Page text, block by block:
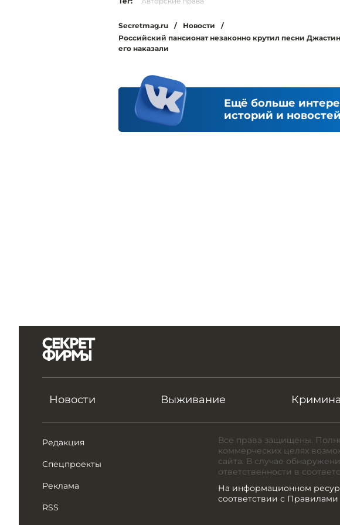
Secretmag.ru / Новости
/
Российский пансионат незаконно крутил песни
его наказали
Ещё больше
историй и
Новости Выживание
Редакция
Спецпроекты
Реклама
RSS
Все права защищены.
коммерческих целях
сайта. В случае
ответственности в
На информационном
соответствии с Правилами